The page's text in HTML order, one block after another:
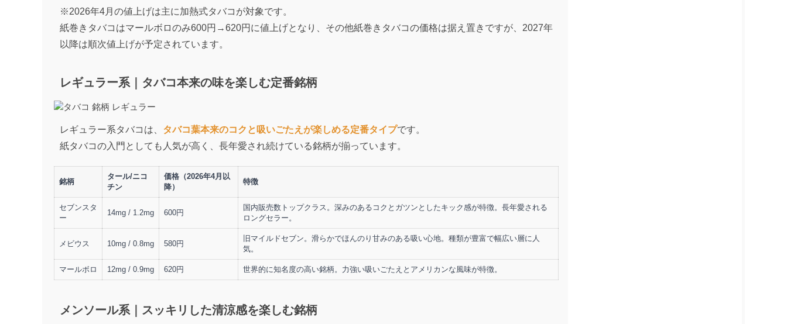
※2026年4月の値上げは主に加熱式タバコが対象です。
紙巻きタバコはマールボロのみ600円→620円に値上げとなり、その他紙巻きタバコの価格は据え置きですが、2027年
以降は順次値上げが予定されています。
レギュラー系｜タバコ本来の味を楽しむ定番銘柄
レギュラー系タバコは、 タバコ葉本来のコクと吸いごたえが楽しめる定番タイプです。
紙タバコの入門としても人気が高く、長年愛され続けている銘柄が揃っています。
銘柄
タール/ニコ
チン
価格（2026年4月以
降）
特徴
セブンスタ
ー
14mg / 1.2mg 600円
国内販売数トップクラス。深みのあるコクとガツンとしたキック感が特徴。長年愛される
ロングセラー。
メビウス 10mg / 0.8mg 580円
旧マイルドセブン。滑らかでほんのり甘みのある吸い心地。種類が豊富で幅広い層に人
気。
マールボロ 12mg / 0.9mg 620円 世界的に知名度の高い銘柄。力強い吸いごたえとアメリカンな風味が特徴。
メンソール系｜スッキリした清涼感を楽しむ銘柄